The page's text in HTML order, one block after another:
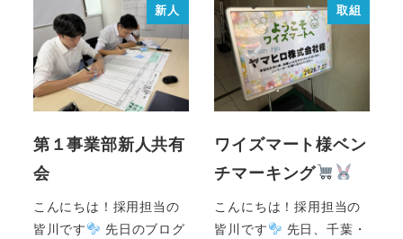
新人
第１事業部新人共有
会
こんにちは！採用担当の
皆川です
先日のブログ
取組
ワイズマート様ベン
チマーキング
こんにちは！採用担当の
皆川です
先日、千葉・